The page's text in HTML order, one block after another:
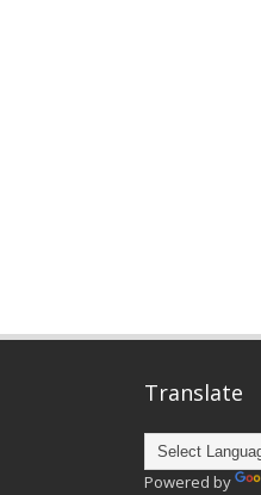
Translate
Powered by